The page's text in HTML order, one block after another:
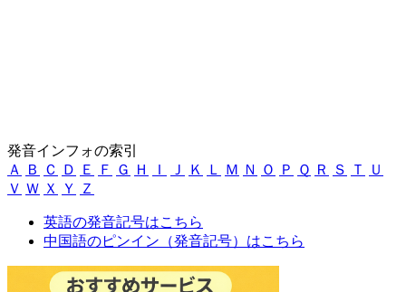
発音インフォの索引
Ａ
Ｂ Ｃ Ｄ Ｅ Ｆ Ｇ Ｈ Ｉ Ｊ Ｋ Ｌ Ｍ Ｎ Ｏ Ｐ Ｑ Ｒ Ｓ Ｔ
Ｕ
Ｖ Ｗ Ｘ Ｙ Ｚ
英語の発音記号はこちら
中国語のピンイン（発音記号）はこちら